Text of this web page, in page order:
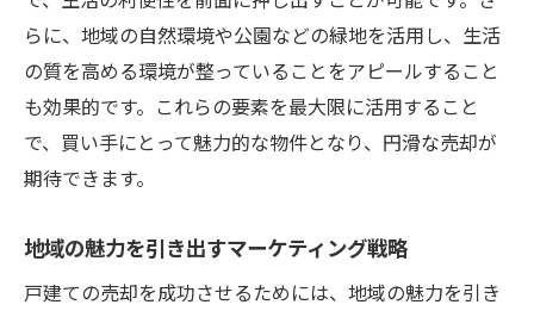
らに、地域の自然環境や公園などの緑地を活用し、生活
の質を高める環境が整っていることをアピールすること
も効果的です。これらの要素を最大限に活用すること
で、買い手にとって魅力的な物件となり、円滑な売却が
期待できます。
地域の魅力を引き出すマーケティング戦略
戸建ての売却を成功させるためには、地域の魅力を引き